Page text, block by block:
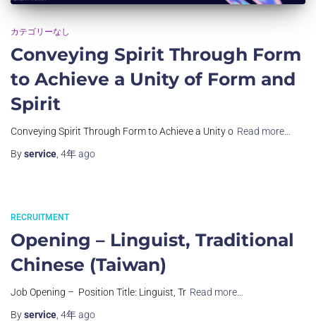
カテゴリーなし
Conveying Spirit Through Form
to Achieve a Unity of Form and
Spirit
Conveying Spirit Through Form to Achieve a Unity o Read more…
Byservice 4年ago
RECRUITMENT
Opening – Linguist, Traditional
Chinese (Taiwan)
Job Opening – ​ Position Title: Linguist, Tr Read more…
Byservice 4年ago